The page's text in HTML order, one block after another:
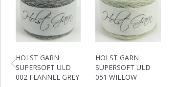
HOLST GARN
SUPERSOFT ULD
002 FLANNEL GREY
HOLST GARN
SUPERSOFT ULD
051 WILLOW